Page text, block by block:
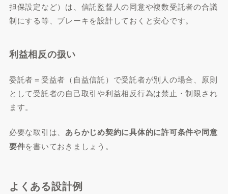
担保設定など）は、信託監督人の同意や複数受託者の合議
制にする等、ブレーキを設計しておくと安心です。
利益相反の扱い
委託者＝受益者（自益信託）で受託者が別人の場合、原則
として受託者の自己取引や利益相反行為は禁止・制限され
ます。
必要な取引は、 あらかじめ契約に具体的に許可条件や同意
要件を書いておきましょう。
よくある設計例